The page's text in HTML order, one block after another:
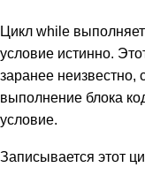
Цикл while
условие истинно.
заранее неизвестно,
выполнение блока
условие.
Записывается этот